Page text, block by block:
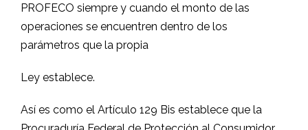
PROFECO siempre y cuando el monto de las
operaciones se encuentren dentro de los
parámetros que la propia
Ley establece.
Así es como el Artículo 129 Bis establece que la